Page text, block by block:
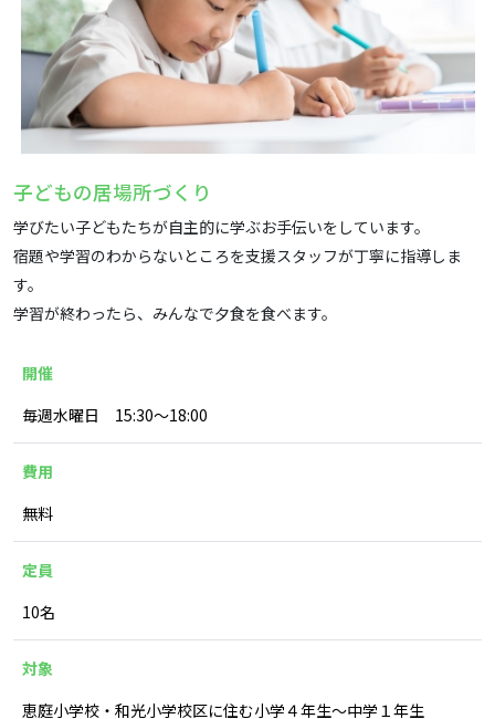
子どもの居場所づくり
学びたい子どもたちが自主的に学ぶお手伝いをしています。
宿題や学習のわからないところを支援スタッフが丁寧に指導しま
す。
学習が終わったら、みんなで夕食を食べます。
開催
毎週水曜日 15:30～18:00
費用
無料
定員
10名
対象
恵庭小学校・和光小学校区に住む小学４年生～中学１年生